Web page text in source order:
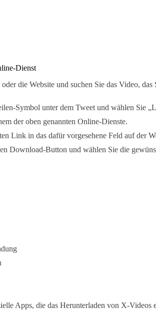
Dienst
die Website und suchen Sie das Video, das
Symbol unter dem Tweet und wählen Sie
der oben genannten Online-Dienste.
Link in das dafür vorgesehene Feld auf der
Download-Button und wählen Sie die
Apps, die das Herunterladen von X-Videos